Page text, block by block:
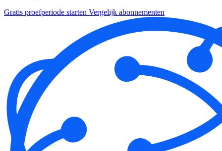
Gratis proefperiode starten Vergelijk abonnementen